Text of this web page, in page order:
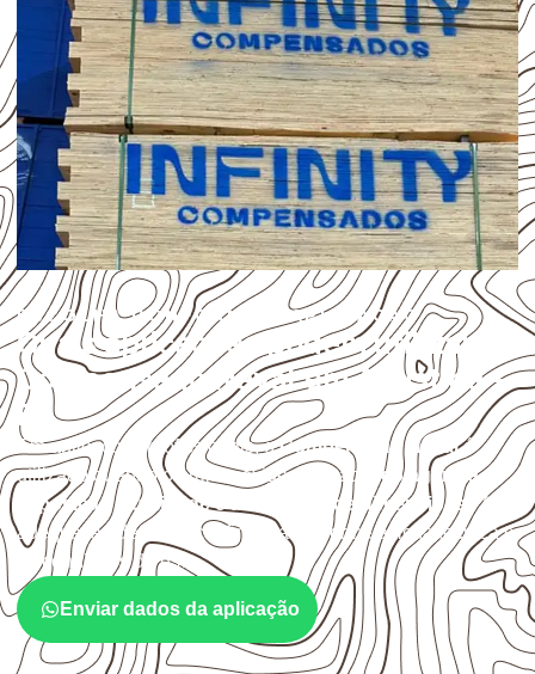
ESCOLHA CONFORME A APLICAÇÃO
Quais aplicações podem utilizar
Compensado Naval em Adustina –
BA?
Em aplicações profissionais, oCompensado Navalé
utilizado quando o projeto exige atenção à colagem, à
exposição à umidade e à estabilidade dimensional . A
adequação deve ser confirmada conforme a ficha técnica e
as condições de uso.
Enviar dados da aplicação